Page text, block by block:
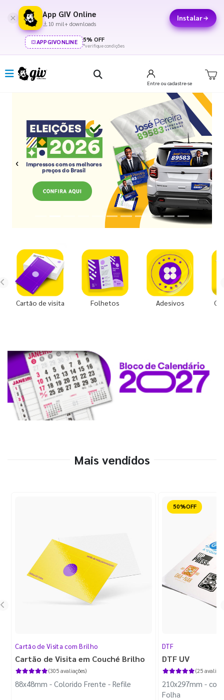
App GIV Online
10 mil+ downloads
Instalar
APPGIVONLINE 5% OFF
*verifique condições
Entre ou cadastre-se
Previous Next
Cartão de visita Folhetos Adesivos
Mais vendidos
Cartão de Visita com Brilho
Cartão de Visita em Couché Brilho
(305 avaliações)
88x48mm - Colorido Frente - Refile
Reduzido
DTF
DTF UV
(25
210x297mm -
Folha